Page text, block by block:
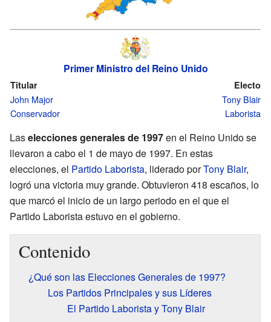
Primer Ministro del Reino Unido
Titular
John Major
Conservador
Electo
Tony Blair
Laborista
Laselecciones generales de 1997en el Reino Unido se
llevaron a cabo el 1 de mayo de 1997. En estas
elecciones, el Partido Laborista, liderado porTony Blair,
logró una victoria muy grande. Obtuvieron 418 escaños, lo
que marcó el inicio de un largo periodo en el que el
Partido Laborista estuvo en el gobierno.
Contenido
¿Qué son las Elecciones Generales de 1997?
Los Partidos Principales y sus Líderes
El Partido Laborista y Tony Blair